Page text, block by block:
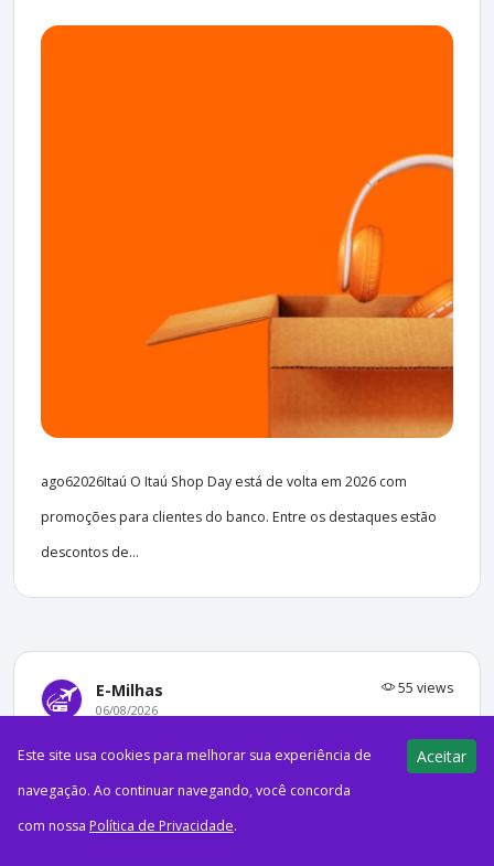
ago62026Itaú O Itaú Shop Day está de volta em 2026 com
promoções para clientes do banco. Entre os destaques estão
descontos de...
E-Milhas 55 views
06/08/2026
Por pouco tempo! Assine o Clube
Azul mensal e receba até 350 mil
pontos até o final do ano
Este site usa cookies para melhorar sua experiência de
navegação. Ao continuar navegando, você concorda
com nossa Política de Privacidade.
Aceitar